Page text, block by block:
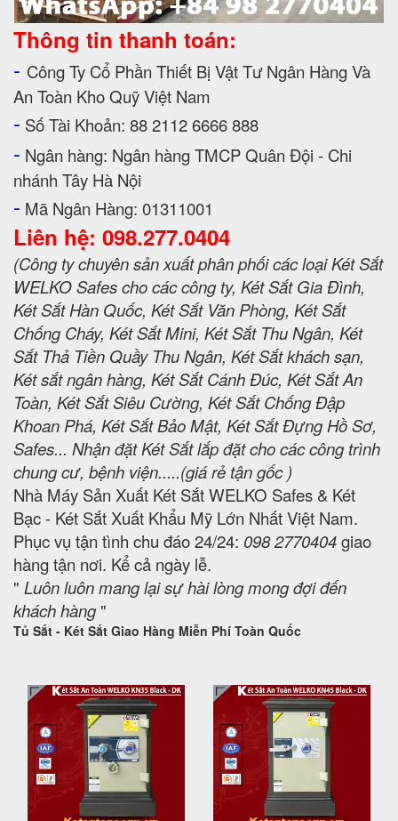
Thông tin thanh toán:
- Công Ty Cổ Phần Thiết Bị Vật Tư Ngân Hàng Và
An Toàn Kho Quỹ Việt Nam
- Số Tài Khoản: 88 2112 6666 888
- Ngân hàng: Ngân hàng TMCP Quân Đội - Chi
nhánh Tây Hà Nội
- Mã Ngân Hàng: 01311001
Liên hệ: 098.277.0404
(Công ty chuyên sản xuất phân phối các loại Két Sắt
WELKO Safes cho các công ty, Két Sắt Gia Đình,
Két Sắt Hàn Quốc, Két Sắt Văn Phòng, Két Sắt
Chống Cháy, Két Sắt Mini, Két Sắt Thu Ngân, Két
Sắt Thả Tiền Quầy Thu Ngân, Két Sắt khách sạn,
Két sắt ngân hàng, Két Sắt Cánh Đúc, Két Sắt An
Toàn, Két Sắt Siêu Cường, Két Sắt Chống Đập
Khoan Phá, Két Sắt Bảo Mật, Két Sắt Đựng Hồ Sơ,
Safes... Nhận đặt Két Sắt lắp đặt cho các công trình
chung cư, bệnh viện.....(giá rẻ tận gốc )
Nhà Máy Sản Xuất Két Sắt WELKO Safes & Két
Bạc - Két Sắt Xuất Khẩu Mỹ Lớn Nhất Việt Nam.
Phục vụ tận tình chu đáo 24/24: 098 2770404giao
hàng tận nơi. Kể cả ngày lễ.
" Luôn luôn mang lại sự hài lòng mong đợi đến
khách hàng"
Tủ Sắt - Két Sắt Giao Hàng Miễn Phí Toàn Quốc